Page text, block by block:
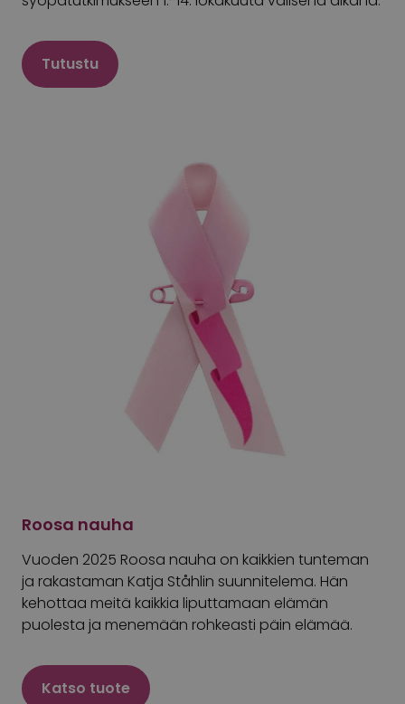
Tutustu
Roosa nauha
Vuoden 2025 Roosa nauha on kaikkien tunteman
ja rakastaman Katja Ståhlin suunnitelema. Hän
kehottaa meitä kaikkia liputtamaan elämän
puolesta ja menemään rohkeasti päin elämää.
Katso tuote